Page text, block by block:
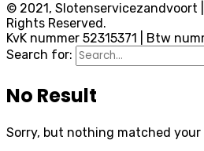
© 2021, Slotenservicezandvoort
Rights Reserved.
KvK nummer 52315371 | Btw
Search for:
No Result
Sorry, but nothing matched